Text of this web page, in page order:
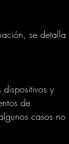
se detalla
y
de
casos no